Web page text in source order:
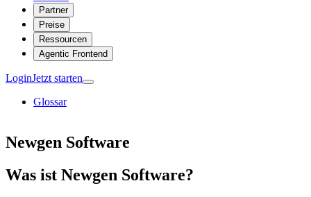
Partner
Preise
Ressourcen
Agentic Frontend
LoginJetzt starten
Glossar
Newgen Software
Was ist Newgen Software?